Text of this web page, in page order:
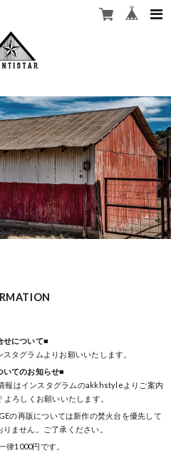
せについて■
タグラムよりお願いいたします。
いてのお知らせ■
報はインスタグラムのakkhstyleよりご案内
ろしくお願いいたします。
の再販については新作の焚火台を優先して
ません。ご了承ください。
律1000円です。